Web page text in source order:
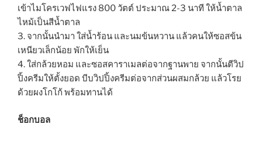
เข้าไมโครเวฟไฟแรง 800 วัตต์ ประมาณ 2-3 นาที ให้น้ำตาล
ไหม้เป็นสีน้ำตาล
3. จากนั้นนำมา ใส่น้ำร้อน และนมข้นหวาน แล้วคนให้ซอสข้น
เหนียวเล็กน้อย พักให้เย็น
4. ใส่กล้วยหอม และซอสคาราเมลต่อจากฐานพาย จากนั้นตีวิป
ปิ้งครีมให้ตั้งยอด บีบวิปปิ้งครีมต่อจากส่วนผสมกล้วย แล้วโรย
ด้วยผงโกโก้ พร้อมทานได้
ช็อกบอล